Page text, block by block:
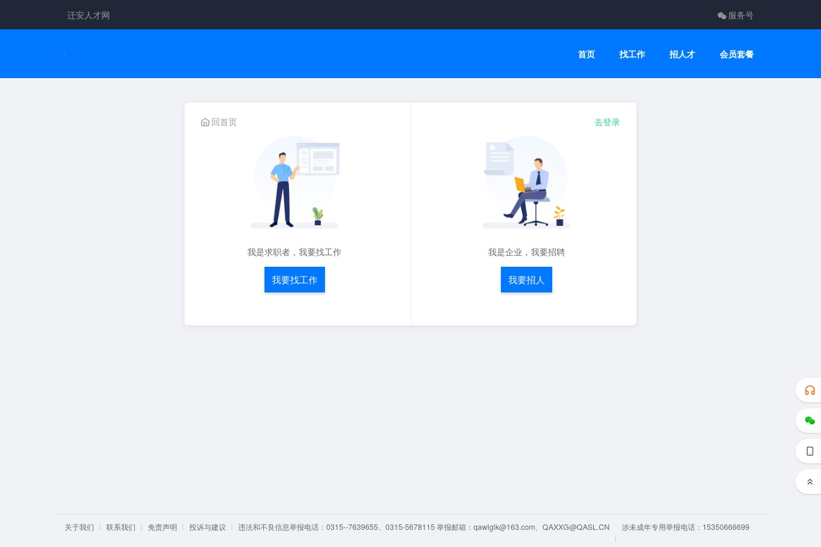
迁安人才网 服务号
首页 找工作 招人才 会员套餐
我是求职者，我要找工作
我要找工作
我是企业，我要招聘
我要招人
回首页 去登录
关于我们 联系我们 免责声明 投诉与建议 违法和不良信息举报电话：0315--7639655、0315-5678115 举报邮箱：qawlglk@163.com、QAXXG@QASL.CN 涉未成年专用举报电话：15350666699